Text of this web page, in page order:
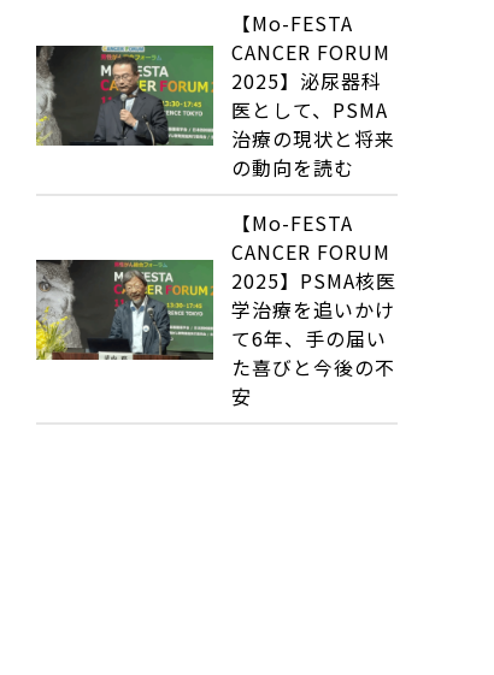
【Mo-FESTA
CANCER FORUM
2025】泌尿器科
医として、PSMA
治療の現状と将来
の動向を読む
【Mo-FESTA
CANCER FORUM
2025】PSMA核医
学治療を追いかけ
て6年、手の届い
た喜びと今後の不
安